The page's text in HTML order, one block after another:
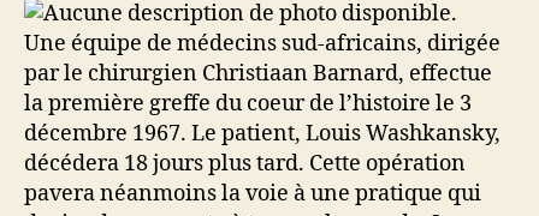
Une équipe de médecins sud-africains, dirigée
par le chirurgien Christiaan Barnard, effectue
la première greffe du coeur de l’histoire le 3
décembre 1967. Le patient, Louis Washkansky,
décédera 18 jours plus tard. Cette opération
pavera néanmoins la voie à une pratique qui